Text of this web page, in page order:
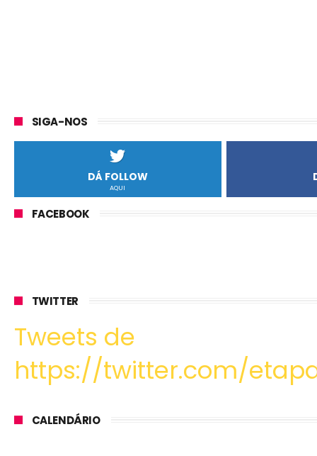
SIGA-NOS
DÁ FOLLOW
AQUI
FACEBOOK
TWITTER
Tweets de
https://twitter.com/
CALENDÁRIO